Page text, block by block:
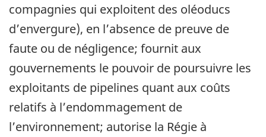
compagnies qui exploitent des oléoducs
d’envergure), en l’absence de preuve de
faute ou de négligence; fournit aux
gouvernements le pouvoir de poursuivre les
exploitants de pipelines quant aux coûts
relatifs à l’endommagement de
l’environnement; autorise la Régie à